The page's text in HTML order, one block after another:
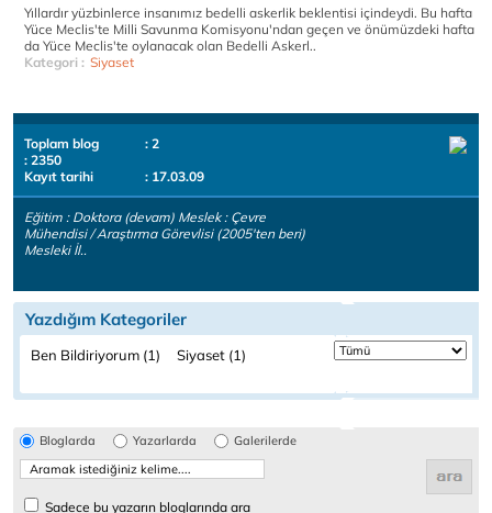
Yıllardır yüzbinlerce insanımız bedelli askerlik beklentisi içindeydi. Bu hafta
Yüce Meclis'te Milli Savunma Komisyonu'ndan geçen ve önümüzdeki hafta
da Yüce Meclis'te oylanacak olan Bedelli Askerl..
Kategori : Siyaset
Toplam blog
: 2
: 2350
Kayıt tarihi
: 17.03.09
Eğitim : Doktora (devam) Meslek : Çevre
Mühendisi / Araştırma Görevlisi (2005'ten beri)
Mesleki İl..
Yazdığım Kategoriler
Ben Bildiriyorum (1) Siyaset (1)
Bloglarda Yazarlarda Galerilerde
Sadece bu yazarın bloglarında ara